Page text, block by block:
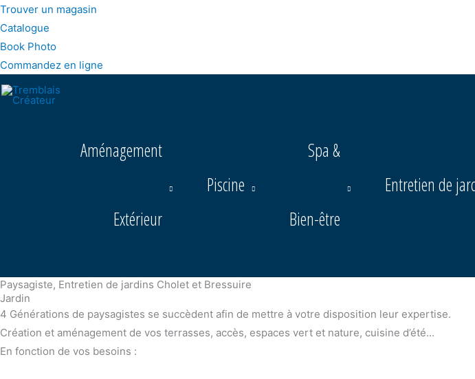
Trouver un magasin
Catalogue
Book Photo
Commandez en ligne
Aménagement
Extérieur
Piscine
Spa &
Bien-être
Entretien de
Paysagiste, Entretien de jardins Cholet et Bressuire
Jardin
4 Générations de paysagistes se succèdent afin de mettre à votre disposition leur expertise.
Création et aménagement de vos terrasses, accès, espaces vert et nature, cuisine d’été…
En fonction de vos besoins :